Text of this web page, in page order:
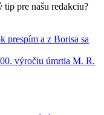
tip pre našu redakciu?
prespím a z Borisa sa
výročiu úmrtia M. R.